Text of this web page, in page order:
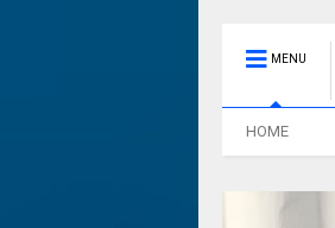
MENU
HOME